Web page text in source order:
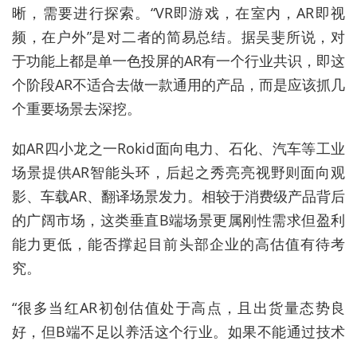
晰，需要进行探索。“VR即游戏，在室内，AR即视
频，在户外”是对二者的简易总结。据吴斐所说，对
于功能上都是单一色投屏的AR有一个行业共识，即这
个阶段AR不适合去做一款通用的产品，而是应该抓几
个重要场景去深挖。
如AR四小龙之一Rokid面向电力、石化、汽车等工业
场景提供AR智能头环，后起之秀亮亮视野则面向观
影、车载AR、翻译场景发力。相较于消费级产品背后
的广阔市场，这类垂直B端场景更属刚性需求但盈利
能力更低，能否撑起目前头部企业的高估值有待考
究。
“很多当红AR初创估值处于高点，且出货量态势良
好，但B端不足以养活这个行业。如果不能通过技术